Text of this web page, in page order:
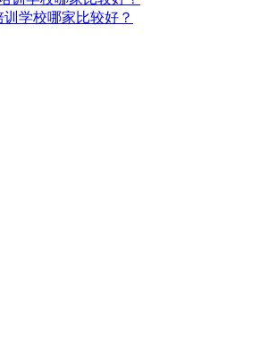
学校哪家比较好？